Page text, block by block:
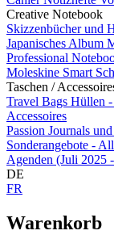
Creative Notebook
Skizzenbücher und
Japanisches Album
Professional
Moleskine Smart
Taschen /
Travel Bags Hüllen
Accessoires
Passion Journals
Sonderangebote -
Agenden (Juli 2025
DE
FR
Warenkorb